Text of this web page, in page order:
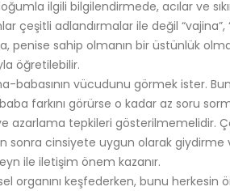
ilgili bilgilendirmede, acılar ve
çeşitli adlandırmalar ile değil
penise sahip olmanın bir üstünlük
öğretilebilir.
babasının vücudunu görmek ister.
farkını görürse o kadar az soru
azarlama tepkileri gösterilmemelidir.
sonra cinsiyete uygun olarak
ile iletişim önem kazanır.
organını keşfederken, bunu herkesin